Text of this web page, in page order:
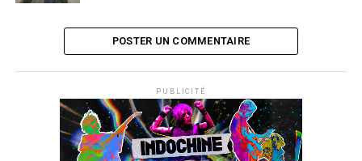
POSTER UN COMMENTAIRE
PUBLICITÉ